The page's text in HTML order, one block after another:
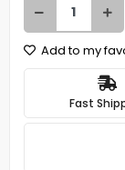
Add to my
Fast